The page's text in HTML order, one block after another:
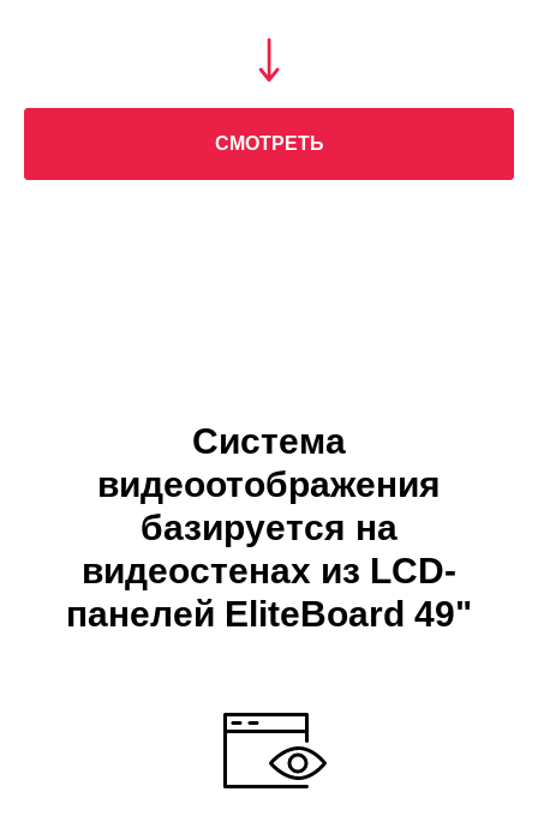
СМОТРЕТЬ
Система
видеоотображения
базируется на
видеостенах из LCD-
панелей EliteBoard 49"